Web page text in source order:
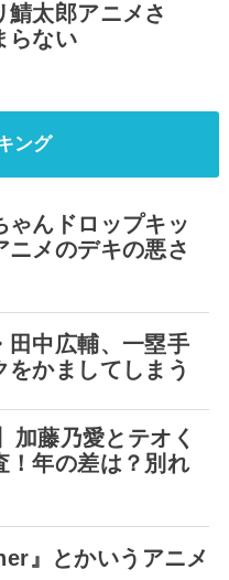
鯖太郎アニメさ
らない
ング
ゃんドロップキッ
ニメのデキの悪さ
田中広輔、一塁手
をかましてしまう
加藤乃愛とテオく
！年の差は？別れ
』とかいうアニメ